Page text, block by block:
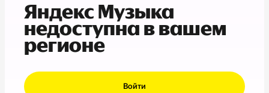
Яндекс Музыка
недоступна в вашем
регионе
Войти